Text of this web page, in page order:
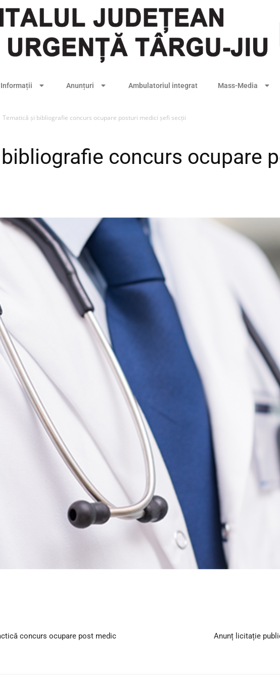
Informații Anunțuri Ambulatoriul integrat Mass-Media
Tematică și bibliografie concurs ocupare posturi medici șefi secții
concurs ocupare
concurs ocupare post medic
Anunț licitație